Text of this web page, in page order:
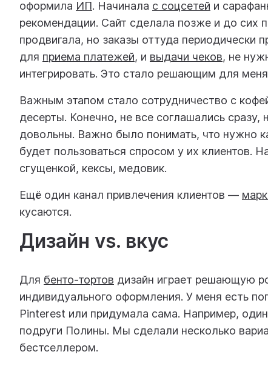
оформила ИП. Начинала с соцсетей и
рекомендации. Сайт сделала позже и до сих
продвигала, но заказы оттуда периодически
для приема платежей, и выдачи чеков, не
интегрировать. Это стало решающим для
Важным этапом стало сотрудничество с
десерты. Конечно, не все соглашались
довольны. Важно было понимать, что нужно
будет пользоваться спросом у их клиентов.
сгущенкой, кексы, медовик.
Ещё один канал привлечения клиентов —
кусаются.
Дизайн vs. вкус
Для бенто-тортов дизайн играет решающую
индивидуального оформления. У меня есть
Pinterest или придумала сама. Например,
подруги Полины. Мы сделали несколько
бестселлером.